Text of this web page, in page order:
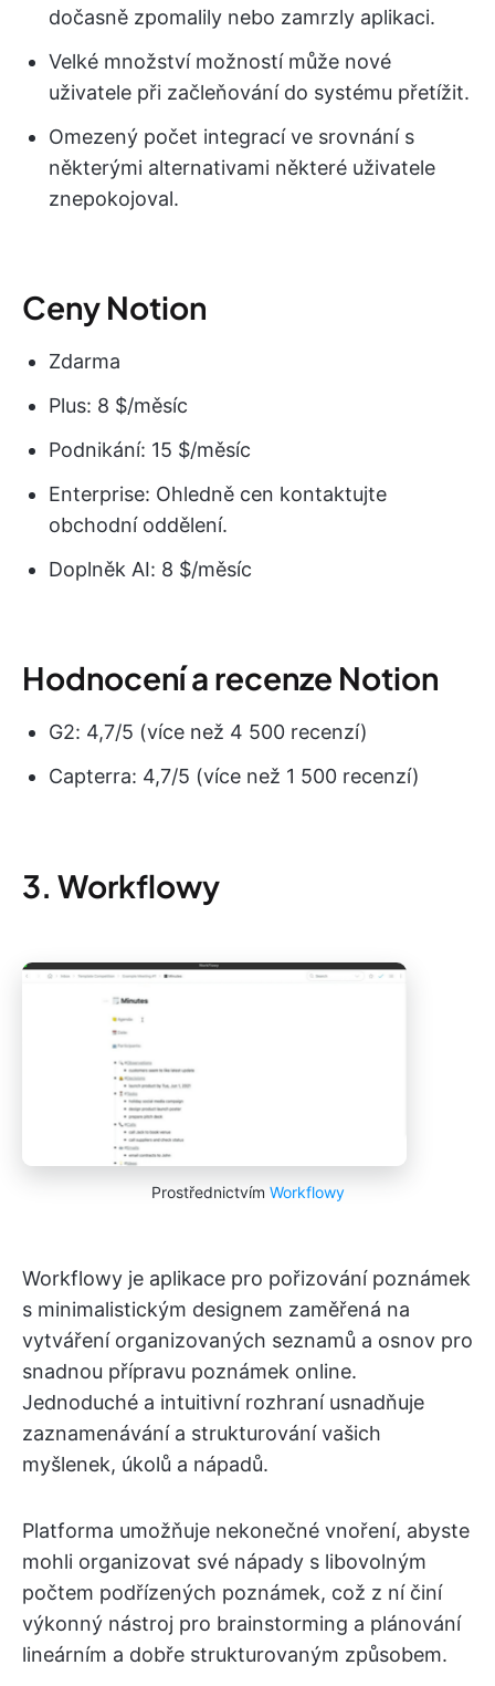
dočasně zpomalily nebo zamrzly aplikaci.
Velké množství možností může nové
uživatele při začleňování do systému přetížit.
Omezený počet integrací ve srovnání s
některými alternativami některé uživatele
znepokojoval.
Ceny Notion
Zdarma
Plus: 8 $/měsíc
Podnikání: 15 $/měsíc
Enterprise: Ohledně cen kontaktujte
obchodní oddělení.
Doplněk AI: 8 $/měsíc
Hodnocení a recenze Notion
G2: 4,7/5 (více než 4 500 recenzí)
Capterra: 4,7/5 (více než 1 500 recenzí)
3. Workflowy
Prostřednictvím Workflowy
Workflowy je aplikace pro pořizování poznámek
s minimalistickým designem zaměřená na
vytváření organizovaných seznamů a osnov pro
snadnou přípravu poznámek online.
Jednoduché a intuitivní rozhraní usnadňuje
zaznamenávání a strukturování vašich
myšlenek, úkolů a nápadů.
Platforma umožňuje nekonečné vnoření, abyste
mohli organizovat své nápady s libovolným
počtem podřízených poznámek, což z ní činí
výkonný nástroj pro brainstorming a plánování
lineárním a dobře strukturovaným způsobem.